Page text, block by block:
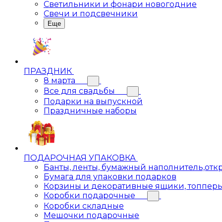
Светильники и фонари новогодние
Свечи и подсвечники
Еще
ПРАЗДНИК
8 марта
Все для свадьбы
Подарки на выпускной
Праздничные наборы
ПОДАРОЧНАЯ УПАКОВКА
Банты, ленты, бумажный
Бумага для упаковки подарков
Корзины и декоративные ящики,
Коробки подарочные
Коробки складные
Мешочки подарочные